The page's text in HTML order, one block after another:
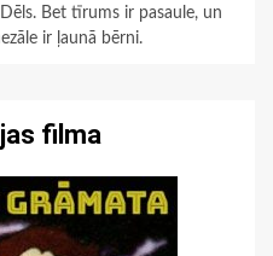
Dēls. Bet tīrums ir pasaule, un
ir ļaunā bērni.
filma